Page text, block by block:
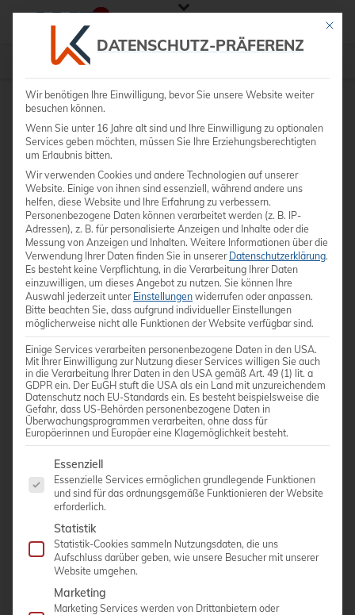
Defibrillatoren »
Schiller Fred easy Life
Jedermann kann Leben retten … überall!
Äusserst sanfte Defibrillationsenergie dank
MultipulseBiowave (biphasisch gepulster
Mit
DATENSCHUTZ-PRÄFERENZ
Wir benötigen Ihre Einwilligung, bevor Sie unsere Website weiter
besuchen können.
Wenn Sie unter 16 Jahre alt sind und Ihre Einwilligung zu optionalen
Services geben möchten, müssen Sie Ihre Erziehungsberechtigten
um Erlaubnis bitten.
Wir verwenden Cookies und andere Technologien auf unserer
Website. Einige von ihnen sind essenziell, während andere uns
helfen, diese Website und Ihre Erfahrung zu verbessern.
Personenbezogene Daten können verarbeitet werden (z. B. IP-
Adressen), z. B. für personalisierte Anzeigen und Inhalte oder die
Messung von Anzeigen und Inhalten. Weitere Informationen über die
Verwendung Ihrer Daten finden Sie in unserer Datenschutzerklärung.
Es besteht keine Verpflichtung, in die Verarbeitung Ihrer Daten
einzuwilligen, um dieses Angebot zu nutzen. Sie können Ihre
Auswahl jederzeit unter Einstellungen widerrufen oder anpassen.
Bitte beachten Sie, dass aufgrund individueller Einstellungen
möglicherweise nicht alle Funktionen der Website verfügbar sind.
Einige Services verarbeiten personenbezogene Daten in den USA.
Mit Ihrer Einwilligung zur Nutzung dieser Services willigen Sie auch
in die Verarbeitung Ihrer Daten in den USA gemäß Art. 49 (1) lit. a
GDPR ein. Der EuGH stuft die USA als ein Land mit unzureichendem
Datenschutz nach EU-Standards ein. Es besteht beispielsweise die
Gefahr, dass US-Behörden personenbezogene Daten in
Überwachungsprogrammen verarbeiten, ohne dass für
Europäerinnen und Europäer eine Klagemöglichkeit besteht.
Es folgt eine Liste der Service-Gruppen, für die eine
Essenziell
Essenzielle Services ermöglichen grundlegende Funktionen
und sind für das ordnungsgemäße Funktionieren der Website
erforderlich.
Statistik
Statistik-Cookies sammeln Nutzungsdaten, die uns
Aufschluss darüber geben, wie unsere Besucher mit unserer
Website umgehen.
Marketing
Marketing Services werden von Drittanbietern oder